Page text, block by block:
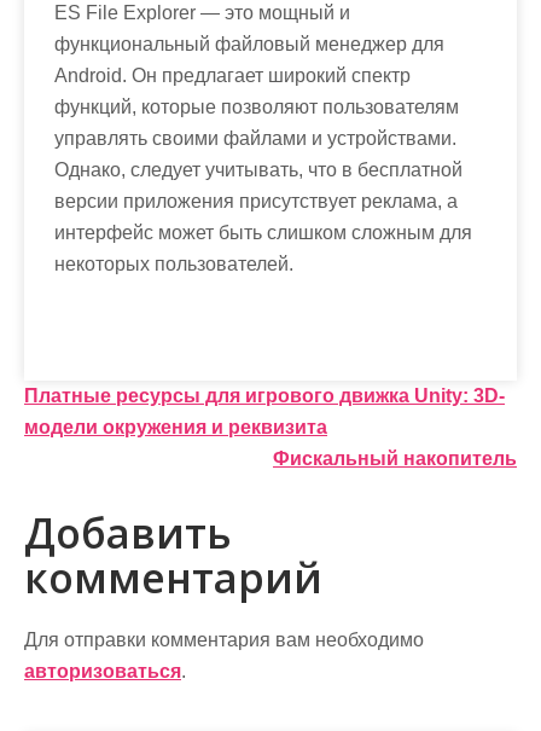
ES File Explorer — это мощный и
функциональный файловый менеджер для
Android. Он предлагает широкий спектр
функций, которые позволяют пользователям
управлять своими файлами и устройствами.
Однако, следует учитывать, что в бесплатной
версии приложения присутствует реклама, а
интерфейс может быть слишком сложным для
некоторых пользователей.
Н
а
и
г
а
ц
Платные ресурсы для игрового движка Unity: 3D-
модели окружения и реквизита
Фискальный накопитель
Добавить
комментарий
Для отправки комментария вам необходимо
авторизоваться.